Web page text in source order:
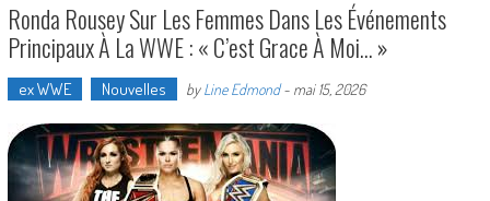
Ronda Rousey Sur Les Femmes Dans Les Événements
Principaux À La WWE : « C’est Grace À Moi… »
ex WWE Nouvelles byLine Edmond- mai 15, 2026